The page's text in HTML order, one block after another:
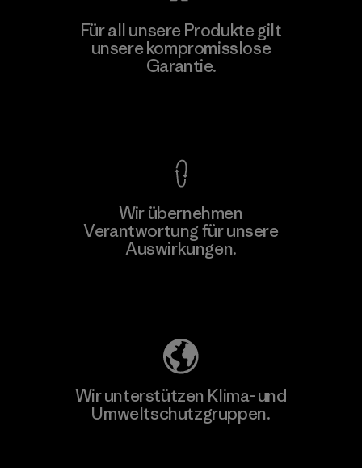
Polartec, LLC
Material-supplier
Für all unsere Produkte gilt
unsere kompromisslose
Garantie.
Wir übernehmen
Verantwortung für unsere
Auswirkungen.
Wir unterstützen Klima- und
Umweltschutzgruppen.